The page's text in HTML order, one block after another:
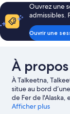
with
Private
Bathroom
Cabin
10
with
Private
Bathroom
Ouvrez une
admissibles.
Ouvrir une
À
À Talkeetna,
situe au bord
de Fer de
contemplée en
Afficher plus